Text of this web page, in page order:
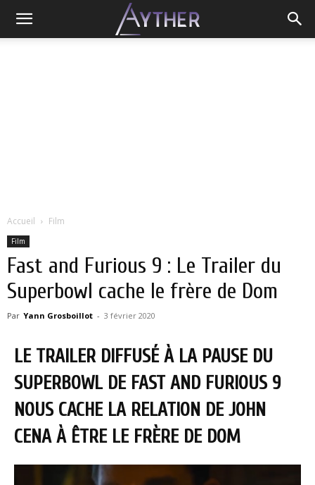
Accueil Film
Film
Fast and Furious 9 : Le Trailer du
Superbowl cache le frère de Dom
Par Yann Grosboillot - 3 février 2020
LE TRAILER DIFFUSÉ À LA PAUSE DU
SUPERBOWL DE FAST AND FURIOUS 9
NOUS CACHE LA RELATION DE JOHN
CENA À ÊTRE LE FRÈRE DE DOM